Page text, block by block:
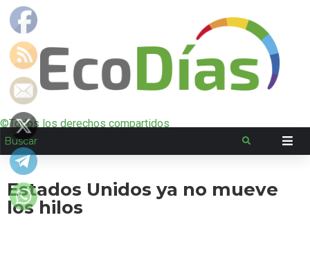
©Todos los derechos compartidos
Estados Unidos ya no mueve
los hilos